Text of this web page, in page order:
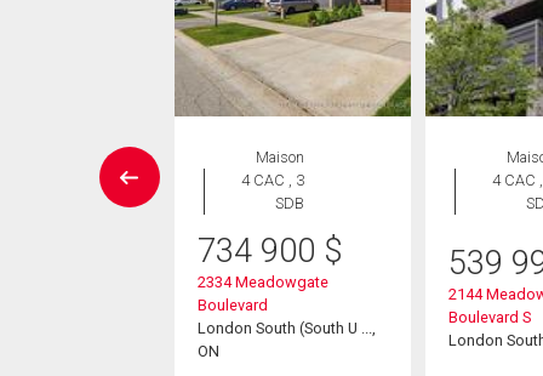
Maison
4 CAC , 3
SDB
734 900 $
2334 Meadowgate
Boulevard
London South (South U ...,
ON
4 CAC
539
2144
Boulevard S
London